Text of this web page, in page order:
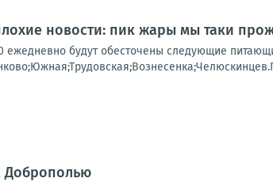
новости: пик жары мы таки
ежедневно будут обесточены следующие
Доброполью